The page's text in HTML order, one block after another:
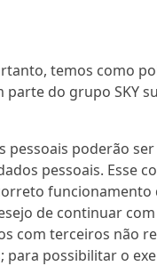
temos como
do grupo SKY
pessoais poderão
pessoais. Esse
funcionamento
de continuar
com terceiros não
possibilitar o